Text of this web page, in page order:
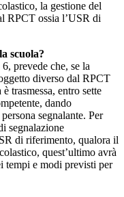
la gestione del
RPCT ossia l’USR di
scuola?
prevede che, se la
diverso dal RPCT
trasmessa, entro sette
dando
segnalante. Per
segnalazione
di riferimento, qualora il
quest’ultimo avrà
tempi e modi previsti per